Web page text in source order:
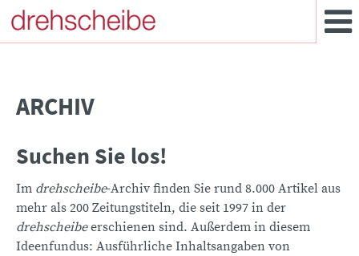
ARCHIV
Suchen Sie los!
Im drehscheibe-Archiv finden Sie rund 8.000 Artikel aus
mehr als 200 Zeitungstiteln, die seit 1997 in der
drehscheibeerschienen sind. Außerdem in diesem
Ideenfundus: Ausführliche Inhaltsangaben von